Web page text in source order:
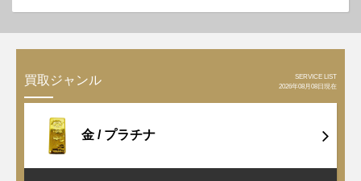
買取ジャンル
SERVICE LIST
2026年08月08日現在
金 / プラチナ